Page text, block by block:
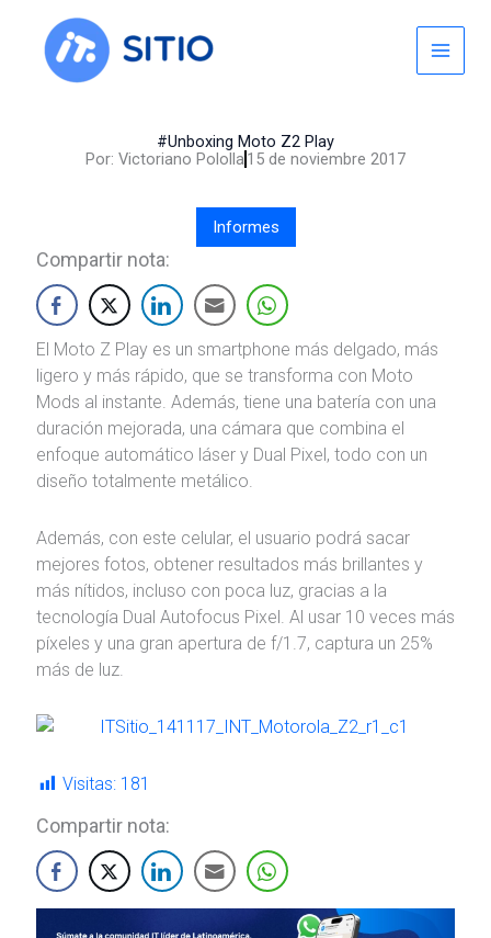
content
#Unboxing Moto Z2 Play
Por: Victoriano Pololla15 de noviembre 2017
Informes
Compartir nota:
El Moto Z Play es un smartphone más delgado, más
ligero y más rápido, que se transforma con Moto
Mods al instante. Además, tiene una batería con una
duración mejorada, una cámara que combina el
enfoque automático láser y Dual Pixel, todo con un
diseño totalmente metálico.
Además, con este celular, el usuario podrá sacar
mejores fotos, obtener resultados más brillantes y
más nítidos, incluso con poca luz, gracias a la
tecnología Dual Autofocus Pixel. Al usar 10 veces más
píxeles y una gran apertura de f/1.7, captura un 25%
más de luz.
Visitas: 181
Compartir nota: